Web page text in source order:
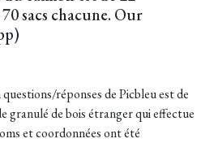
sacs chacune. Our
réponses de Picbleu est de
granulé de bois étranger qui effectue
et coordonnées ont été